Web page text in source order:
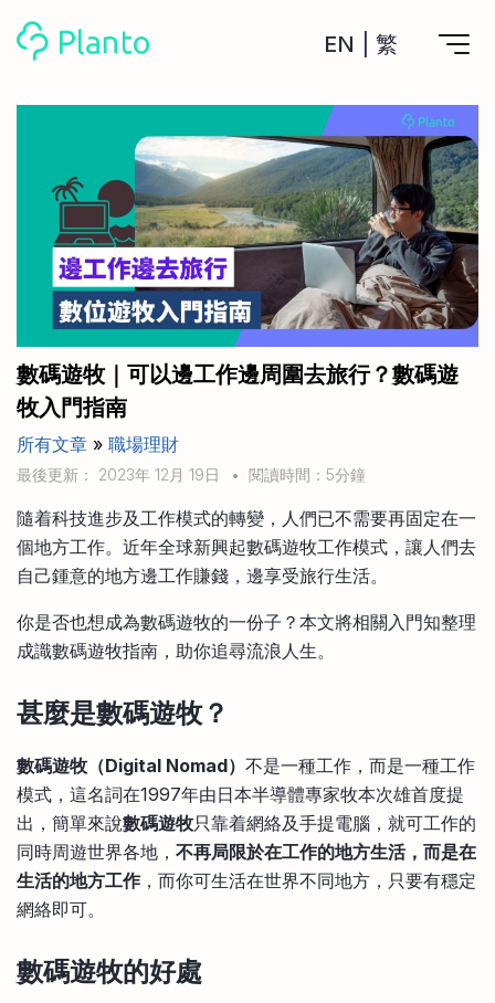
EN 繁
計劃買樓
計劃買樓第一步
全功能記賬
管理及分析所有戶口
管理MPF戶口
一次過管理所有強積金戶口
申請清卡數/私人貸款
CreFIT x Planto推廣優惠
工具
私人貸款
年利率/APR/年息比較
投資戶口 (美股)
比較最抵美股投資戶口
投資戶口 (港股)
比較最抵港股投資戶口
投資加密貨幣
比較最抵Crypto交易所
月供股票計劃
比較最抵月供計劃戶口
比較定存利率
信用卡
比較各種最優惠信用卡
關於我們
Academy
Marketplace
其他網站
手機App與理財資訊
商業解決方案
企業服務
數碼遊牧｜可以邊工作邊周圍去旅行？數碼遊
牧入門指南
所有文章 » 職場理財
最後更新： 2023年 12月 19日 • 閱讀時間：5分鐘
隨着科技進步及工作模式的轉變，人們已不需要再固定在一
個地方工作。近年全球新興起數碼遊牧工作模式，讓人們去
自己鍾意的地方邊工作賺錢，邊享受旅行生活。
你是否也想成為數碼遊牧的一份子？本文將相關入門知整理
成識數碼遊牧指南，助你追尋流浪人生。
甚麼是數碼遊牧？
數碼遊牧（Digital Nomad） 不是一種工作，而是一種工作
模式，這名詞在1997年由日本半導體專家牧本次雄首度提
出，簡單來說數碼遊牧只靠着網絡及手提電腦，就可工作的
同時周遊世界各地， 不再局限於在工作的地方生活，而是在
生活的地方工作，而你可生活在世界不同地方，只要有穩定
網絡即可。
數碼遊牧的好處